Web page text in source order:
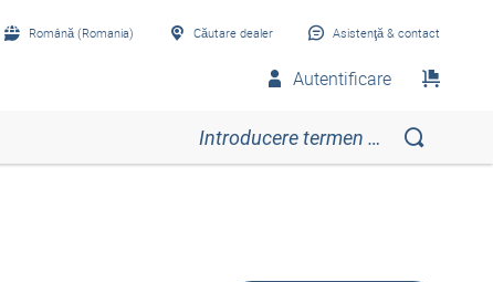
Română (Romania) Căutare dealer Asistenţă & contact
Autentificare